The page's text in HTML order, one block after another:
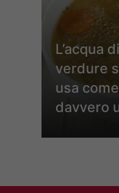
L’acqua
verdure
usa
davvero